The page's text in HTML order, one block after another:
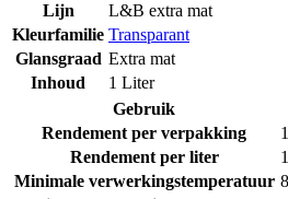
Lijn
L&B extra mat
Kleurfamilie Transparant
Glansgraad Extra mat
Inhoud
1 Liter
Gebruik
Rendement per verpakking
Rendement per liter
Minimale verwerkingstemperatuur